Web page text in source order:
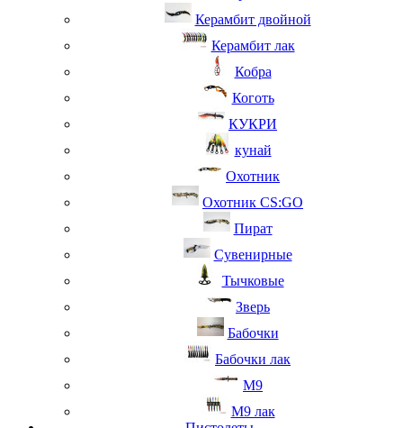
Керамбит двойной
Керамбит лак
Кобра
Коготь
КУКРИ
кунай
Охотник
Охотник CS:GO
Пират
Сувенирные
Тычковые
Зверь
Бабочки
Бабочки лак
М9
M9 лак